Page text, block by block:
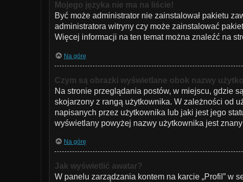
Mojego języka nie ma na liście!
Być może administrator nie zainstalował pakietu
administratora witryny czy może zainstalować
Więcej informacji na ten temat można znaleźć na
Na górę
Czym są obrazki wyświetlane obok nazwy
Na stronie przeglądania postów, w miejscu, gdzie
skojarzony z rangą użytkownika. W zależności od
napisanych przez użytkownika lub jaki jest jego
wyświetlany powyżej nazwy użytkownika jest
Na górę
Jak wyświetlić awatar?
W panelu zarządzania kontem na karcie „Profil” w